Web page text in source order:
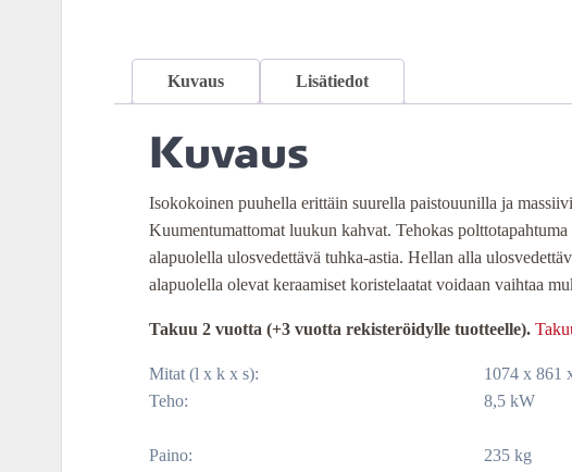
Kuvaus Lisätiedot
Kuvaus
Isokokoinen puuhella erittäin suurella paistouunilla ja
Kuumentumattomat luukun kahvat. Tehokas
alapuolella ulosvedettävä tuhka-astia. Hellan alla
alapuolella olevat keraamiset koristelaatat voidaan vaihtaa
Takuu 2 vuotta (+3 vuotta rekisteröidylle tuotteelle).
Mitat (l x k x s): 1074 x 861
Teho: 8,5 kW
Paino: 235 kg